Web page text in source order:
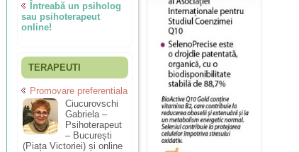
Întreabă un psiholog
sau psihoterapeut
online!
TERAPEUTI
Promovare preferentiala
Ciucurovschi
Gabriela –
Psihoterapeut
– București
(Piața Victoriei) și online